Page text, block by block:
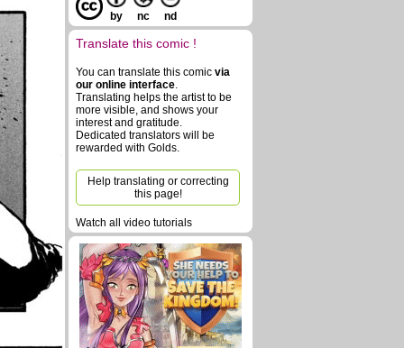
by nc nd
Translate this comic !
You can translate this comic via
our online interface.
Translating helps the artist to be
more visible, and shows your
interest and gratitude.
Dedicated translators will be
rewarded with Golds.
Help translating or correcting
this page!
Watch all video tutorials